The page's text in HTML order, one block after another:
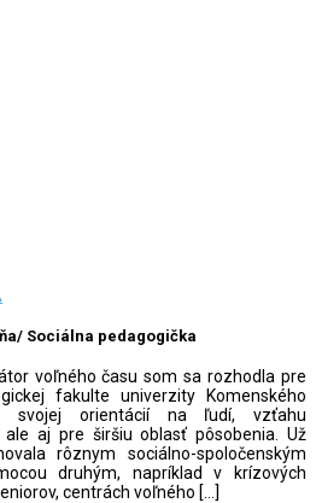
Sociálna pedagogička
voľného času som sa rozhodla pre
fakulte univerzity Komenského
svojej orientácií na ľudí, vzťahu
aj pre širšiu oblasť pôsobenia. Už
rôznym sociálno-spoločenským
druhým, napríklad v krízových
centrách voľného […]